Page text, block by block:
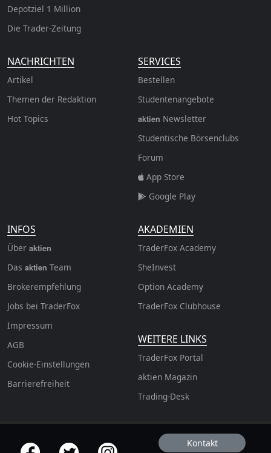
Depotziel 1 Million
Die Trader-Zeitung
NACHRICHTEN
Artikel
Themen der Redaktion
Hot Topics
SERVICES
Bestellen
Studentenangebote
aktien Newsletter
Studentische Börsenclubs
Forum
App Store
Google Play
INFOS
Über aktien
Das aktien Team
Brokerempfehlung
Jobs bei TraderFox
Impressum
AGB
Cookie-Einstellungen
Barrierefreiheit
AKADEMIEN
TraderFox Academy
SheInvest
Option Academy
TraderFox Clubhouse
WEITERE LINKS
TraderFox Portal
aktien Magazin
Trading-Desk
offizielle Social Media-Accounts Kontakt